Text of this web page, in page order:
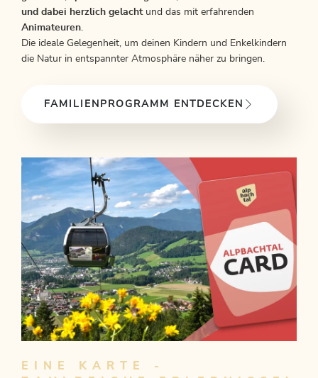
und dabei herzlich gelachtund das mit erfahrenden
Animateuren.
Die ideale Gelegenheit, um deinen Kindern und Enkelkindern
die Natur in entspannter Atmosphäre näher zu bringen.
FAMILIENPROGRAMM ENTDECKEN
EINE KARTE -